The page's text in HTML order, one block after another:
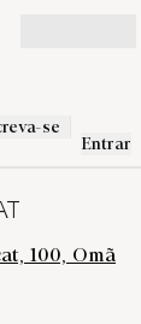
se
Entrar
100, Omã